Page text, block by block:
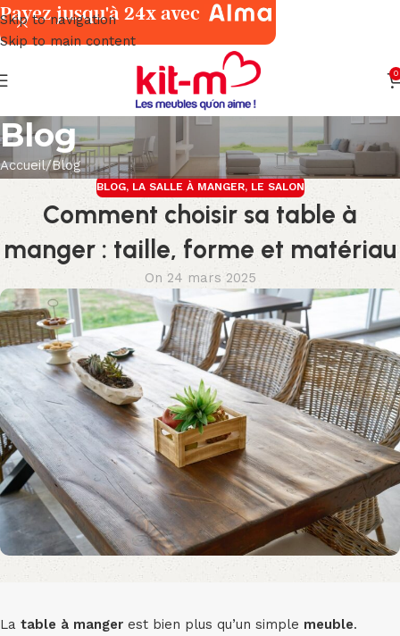
Skip to navigation
Skip to main content
0
Blog
Accueil Blog
BLOG, LA SALLE À MANGER, LE SALON
Comment choisir sa table à
manger : taille, forme et matériau
On 24 mars 2025
La table à manger est bien plus qu’un simple meuble.
Payez jusqu'à 24x avec